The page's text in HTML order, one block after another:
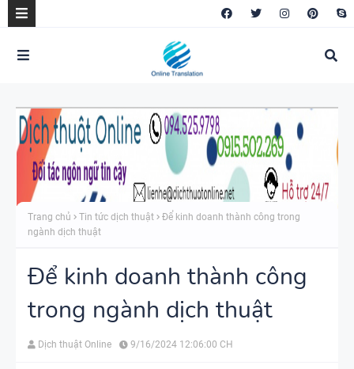
Trang chủ Tin tức dịch thuật
Để kinh doanh thành công trong
ngành dịch thuật
Để kinh doanh thành công
trong ngành dịch thuật
Dịch thuật Online 9/16/2024 12:06:00 CH